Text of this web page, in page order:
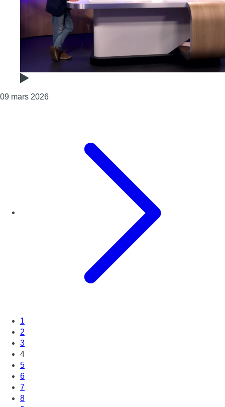
09 mars 2026Consulter l'article "L’Europe est-elle toujours
1
2
3
4
5
6
7
8